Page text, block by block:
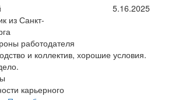
из Санкт-
5.16.2025
работодателя
и коллектив, хорошие условия.
карьерного